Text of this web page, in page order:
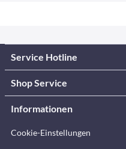
Service Hotline
Shop Service
Informationen
Cookie-Einstellungen